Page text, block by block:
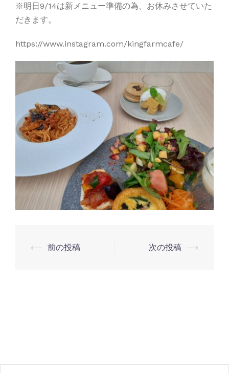
※明日9/14は新メニュー準備の為、お休みさせていた
だきます。
https://www.instagram.com/kingfarmcafe/
投
ョ
⟵ 前の投稿 次の投稿 ⟶